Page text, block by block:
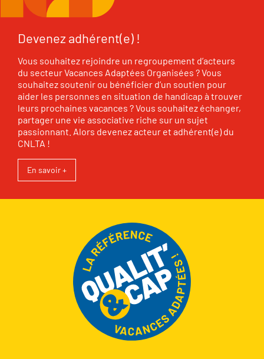
Devenez adhérent(e) !
Vous souhaitez rejoindre un regroupement d’acteurs
du secteur Vacances Adaptées Organisées ? Vous
souhaitez soutenir ou bénéficier d’un soutien pour
aider les personnes en situation de handicap à trouver
leurs prochaines vacances ? Vous souhaitez échanger,
partager une vie associative riche sur un sujet
passionnant. Alors devenez acteur et adhérent(e) du
CNLTA !
En savoir +